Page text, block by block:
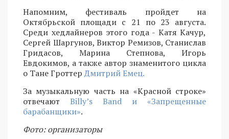
Напомним, фестиваль пройдет на
Октябрьской площади с 21 по 23 августа.
Среди хедлайнеров этого года - Катя Качур,
Сергей Шаргунов, Виктор Ремизов, Станислав
Гридасов, Марина Степнова, Игорь
Евдокимов, а также автор знаменитого цикла
о Тане ГроттерДмитрий Емец.
За музыкальную часть на «Красной строке»
отвечают Billy’s Band и «Запрещенные
барабанщики».
Фото: организаторы